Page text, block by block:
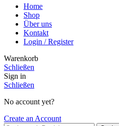
Home
Shop
Über uns
Kontakt
Login / Register
Warenkorb
Schließen
Sign in
Schließen
No account yet?
Create an Account